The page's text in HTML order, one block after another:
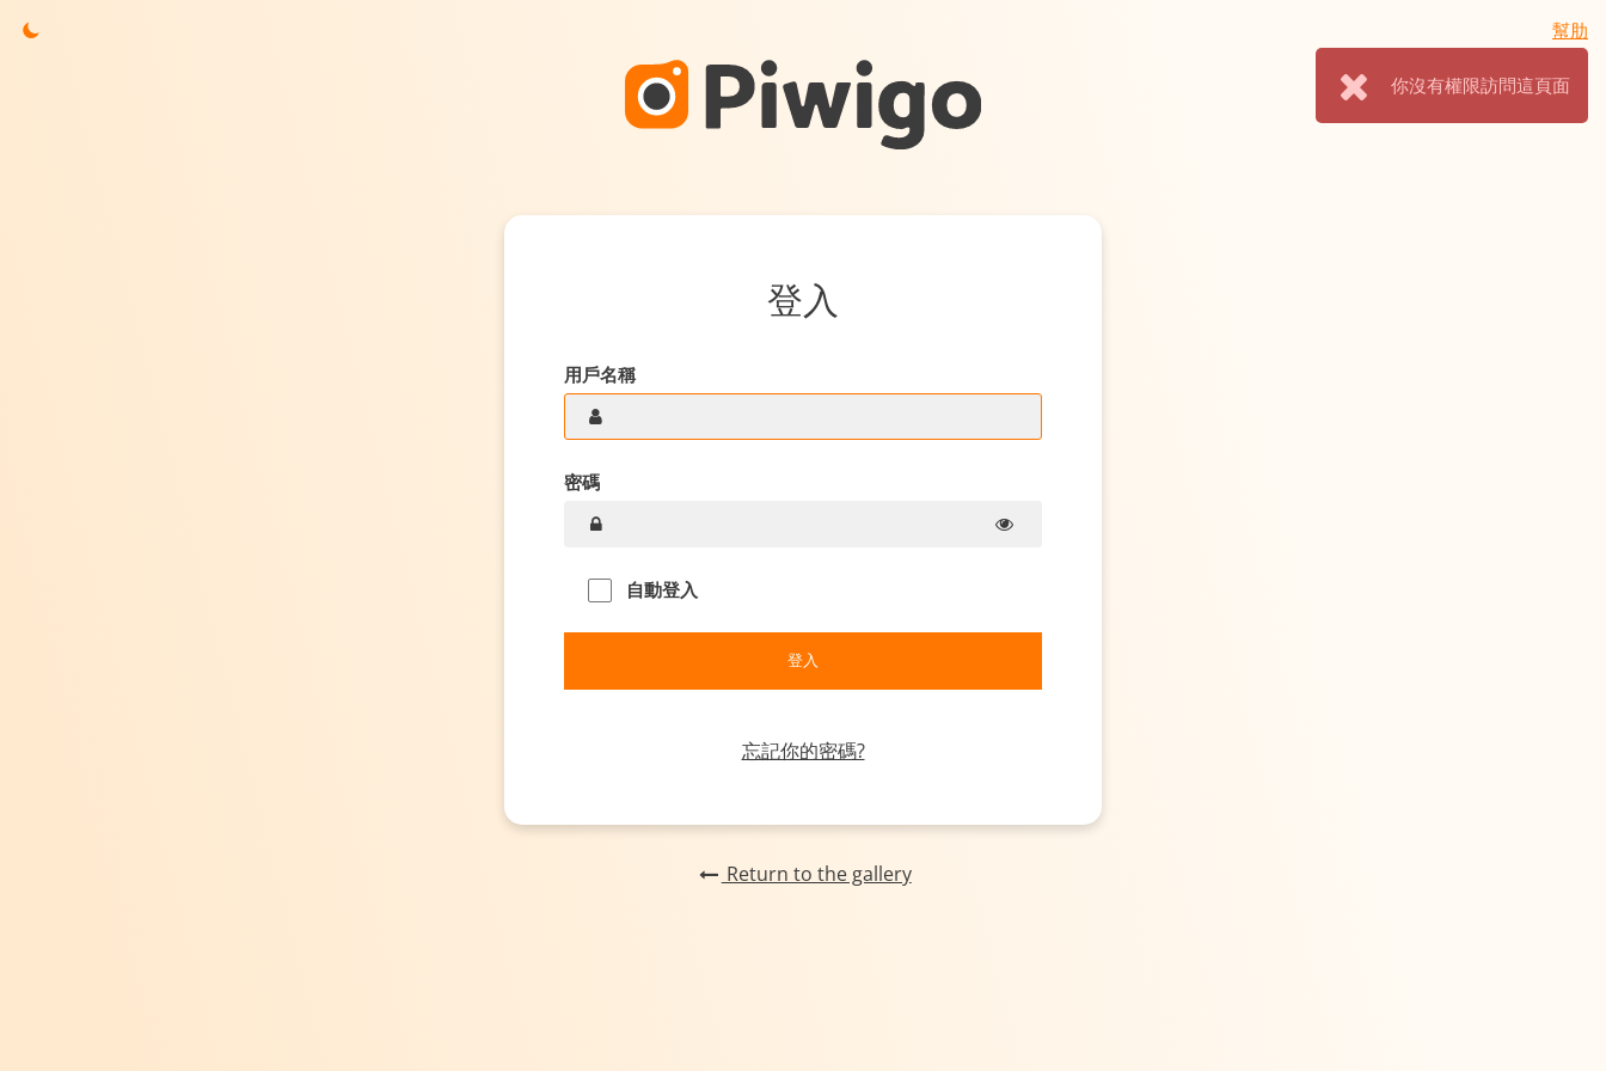
幫肋
你沒有權限訪問這頁面
登入
用戶名稱
密碼
自動登入
忘記你的密碼?
Return to the gallery